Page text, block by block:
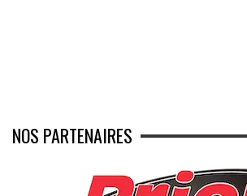
NOS PARTENAIRES